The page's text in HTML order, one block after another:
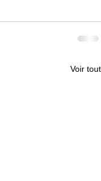
Voir tout